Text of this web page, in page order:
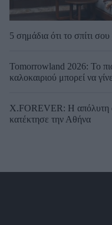
5 σημάδια ότι το σπίτι
Tomorrowland 2026: Το
καλοκαιριού μπορεί να
X.FOREVER: Η απόλυτη
κατέκτησε την Αθήνα